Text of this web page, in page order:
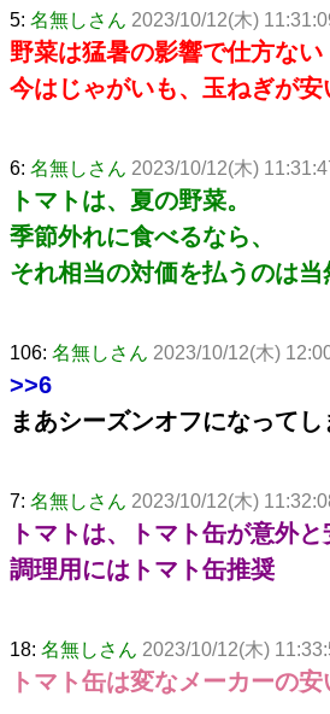
5: 名無しさん 2023/10/12(木)
野菜は猛暑の影響で仕方ない
今はじゃがいも、玉ねぎが安
6: 名無しさん 2023/10/12(木)
トマトは、夏の野菜。
季節外れに食べるなら、
それ相当の対価を払うのは当
106: 名無しさん 2023/10/12(木)
>>6
まあシーズンオフになって
7: 名無しさん 2023/10/12(木)
トマトは、トマト缶が意外と
調理用にはトマト缶推奨
18: 名無しさん 2023/10/12(木)
トマト缶は変なメーカーの